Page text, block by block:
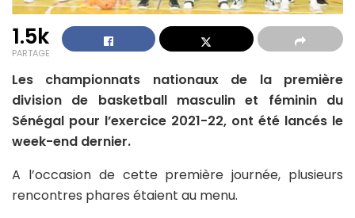
1.5k
PARTAGE
Les championnats nationaux de la première
division de basketball masculin et féminin du
Sénégal pour l’exercice 2021-22, ont été lancés le
week-end dernier.
A l’occasion de cette première journée, plusieurs
rencontres phares étaient au menu.